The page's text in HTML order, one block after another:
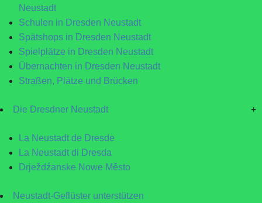
Neustadt
Schulen in Dresden Neustadt
Spätshops in Dresden Neustadt
Spielplätze in Dresden Neustadt
Übernachten in Dresden Neustadt
Straßen, Plätze und Brücken
Die Dresdner Neustadt +
La Neustadt de Dresde
La Neustadt di Dresda
Drježdźanske Nowe Město
Neustadt-Geflüster unterstützen